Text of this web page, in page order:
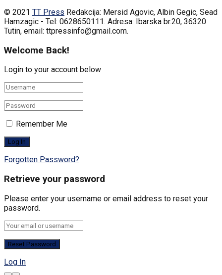
© 2021 TT Press Redakcija: Mersid Agovic, Albin Gegic, Sead
Hamzagic - Tel: 0628650111. Adresa: Ibarska br.20, 36320
Tutin, email: ttpressinfo@gmail.com.
Welcome Back!
Login to your account below
Remember Me
Forgotten Password?
Retrieve your password
Please enter your username or email address to reset your
password.
Log In